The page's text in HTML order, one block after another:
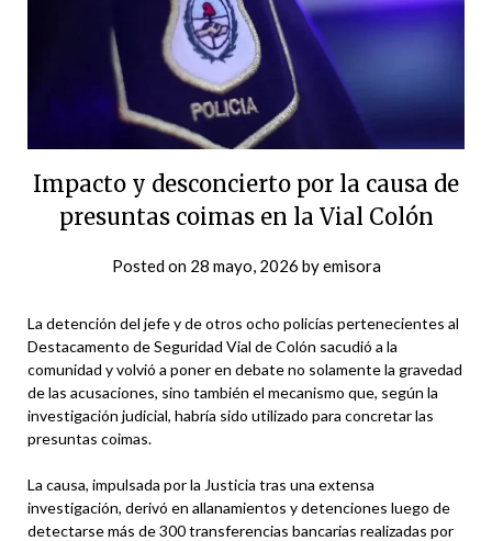
Impacto y desconcierto por la causa de
presuntas coimas en la Vial Colón
Posted on 28 mayo, 2026 byemisora
La detención del jefe y de otros ocho policías pertenecientes al
Destacamento de Seguridad Vial de Colón sacudió a la
comunidad y volvió a poner en debate no solamente la gravedad
de las acusaciones, sino también el mecanismo que, según la
investigación judicial, habría sido utilizado para concretar las
presuntas coimas.
La causa, impulsada por la Justicia tras una extensa
investigación, derivó en allanamientos y detenciones luego de
detectarse más de 300 transferencias bancarias realizadas por